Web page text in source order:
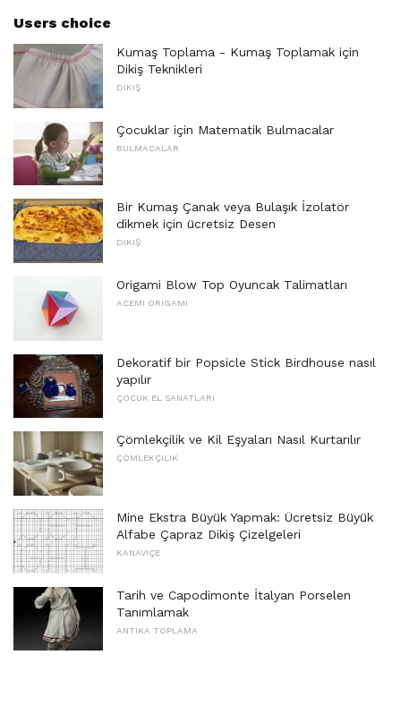
Users choice
Kumaş Toplama - Kumaş Toplamak için
Dikiş Teknikleri
DIKIŞ
Çocuklar için Matematik Bulmacalar
BULMACALAR
Bir Kumaş Çanak veya Bulaşık İzolatör
dikmek için ücretsiz Desen
DIKIŞ
Origami Blow Top Oyuncak Talimatları
ACEMI ORIGAMI
Dekoratif bir Popsicle Stick Birdhouse nasıl
yapılır
ÇOCUK EL SANATLARI
Çömlekçilik ve Kil Eşyaları Nasıl Kurtarılır
ÇÖMLEKÇILIK
Mine Ekstra Büyük Yapmak: Ücretsiz Büyük
Alfabe Çapraz Dikiş Çizelgeleri
KANAVIÇE
Tarih ve Capodimonte İtalyan Porselen
Tanımlamak
ANTIKA TOPLAMA